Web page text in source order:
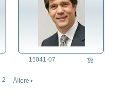
15041-07
2 Ältere 🢒